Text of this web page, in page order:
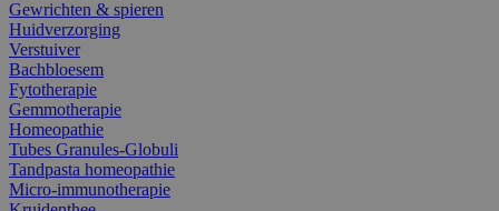
Gewrichten & spieren
Huidverzorging
Verstuiver
Bachbloesem
Fytotherapie
Gemmotherapie
Homeopathie
Tubes Granules-Globuli
Tandpasta homeopathie
Micro-immunotherapie